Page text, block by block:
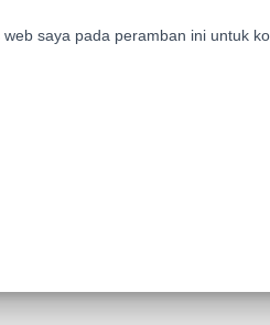
saya pada peramban ini untuk